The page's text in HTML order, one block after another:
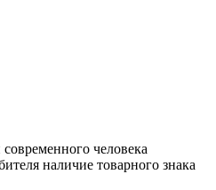
человека
наличие товарного знака